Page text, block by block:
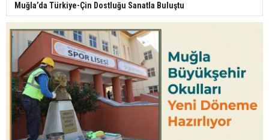
Muğla’da Türkiye-Çin Dostluğu Sanatla Buluştu